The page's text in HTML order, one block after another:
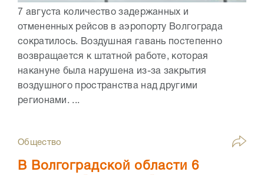
7 августа количество задержанных и
отмененных рейсов в аэропорту Волгограда
сократилось. Воздушная гавань постепенно
возвращается к штатной работе, которая
накануне была нарушена из-за закрытия
воздушного пространства над другими
регионами. ...
Общество
В Волгоградской области 6